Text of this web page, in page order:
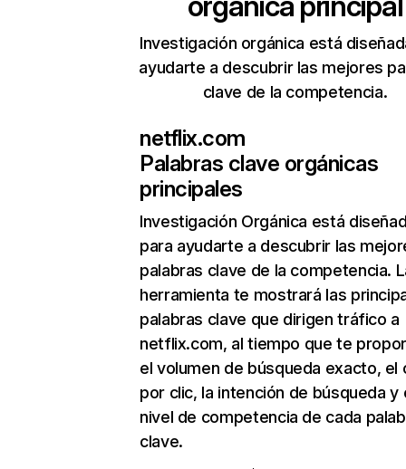
Investigación orgánica está
ayudarte a descubrir las mejores
clave de la competencia.
netflix.com
Palabras clave orgánicas
principales
Investigación Orgánica está
para ayudarte a descubrir las
palabras clave de la competencia.
herramienta te mostrará las
palabras clave que dirigen tráfico a
netflix.com, al tiempo que te
el volumen de búsqueda exacto, el
por clic, la intención de búsqueda y
nivel de competencia de cada
clave.